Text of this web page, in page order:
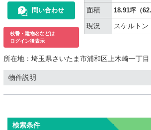
問い合わせ
枝番・建物名などは
ログイン後表示
面積
18.91坪（
現況 スケルトン
所在地： 埼玉県さいたま市浦和区上木崎一丁目
物件説明
検索条件